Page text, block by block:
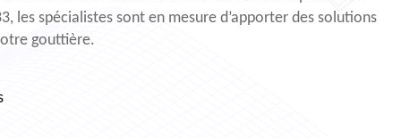
les spécialistes sont en mesure d’apporter des solutions
gouttière.